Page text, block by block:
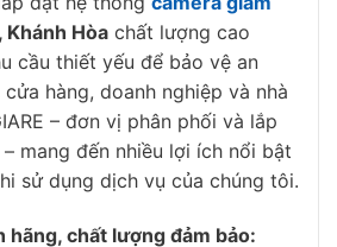
Khánh Hòa chất lượng cao
cầu thiết yếu để bảo vệ an
hàng, doanh nghiệp và nhà
– đơn vị phân phối và lắp
mang đến nhiều lợi ích nổi bật
sử dụng dịch vụ của chúng tôi.
hãng, chất lượng đảm bảo: